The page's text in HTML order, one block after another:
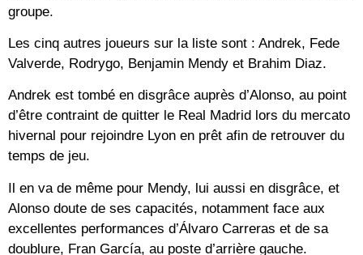
groupe.
Les cinq autres joueurs sur la liste sont : Andrek, Fede
Valverde, Rodrygo, Benjamin Mendy et Brahim Diaz.
Andrek est tombé en disgrâce auprès d’Alonso, au point
d’être contraint de quitter le Real Madrid lors du mercato
hivernal pour rejoindre Lyon en prêt afin de retrouver du
temps de jeu.
Il en va de même pour Mendy, lui aussi en disgrâce, et
Alonso doute de ses capacités, notamment face aux
excellentes performances d’Álvaro Carreras et de sa
doublure, Fran García, au poste d’arrière gauche.